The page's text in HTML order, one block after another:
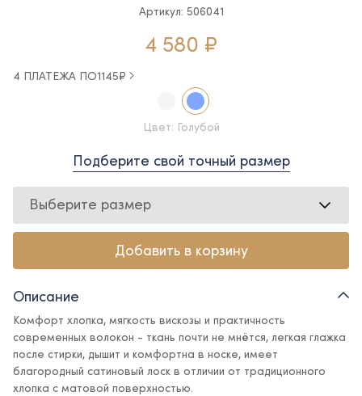
Артикул: 506041
4 580 ₽
4 ПЛАТЕЖА ПО1145₽
Цвет: Голубой
Подберите свой точный размер
Выберите размер
Добавить в корзину
Описание
Комфорт хлопка, мягкость вискозы и практичность
современных волокон - ткань почти не мнётся, легкая глажка
после стирки, дышит и комфортна в носке, имеет
благородный сатиновый лоск в отличии от традиционного
хлопка с матовой поверхностью.